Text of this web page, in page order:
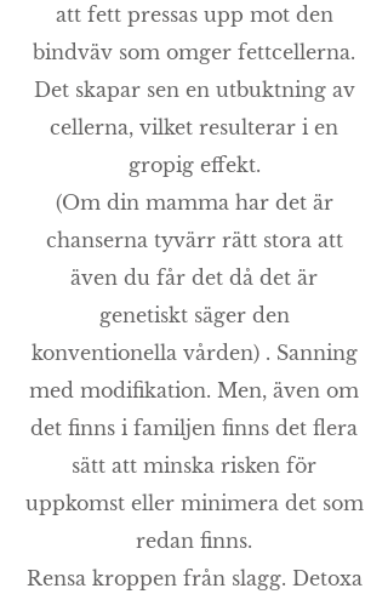
att fett pressas upp mot den
bindväv som omger fettcellerna.
Det skapar sen en utbuktning av
cellerna, vilket resulterar i en
gropig effekt.
(Om din mamma har det är
chanserna tyvärr rätt stora att
även du får det då det är
genetiskt säger den
konventionella vården) . Sanning
med modifikation. Men, även om
det finns i familjen finns det flera
sätt att minska risken för
uppkomst eller minimera det som
redan finns.
Rensa kroppen från slagg. Detoxa